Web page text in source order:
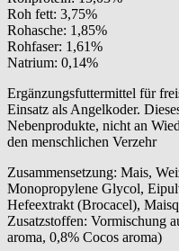
Roh fett: 3,75%
Rohasche: 1,85%
Rohfaser: 1,61%
Natrium: 0,14%
Ergänzungsfuttermittel für
Einsatz als Angelkoder.
Nebenprodukte, nicht an
den menschlichen Verzehr
Zusammensetzung: Mais,
Monopropylene Glycol,
Hefeextrakt (Brocacel),
Zusatzstoffen: Vormischung
aroma, 0,8% Cocos aroma)